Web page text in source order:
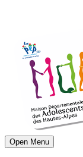
Open Menu